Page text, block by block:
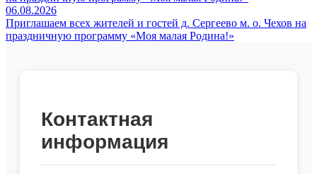
06.08.2026
Приглашаем всех жителей и гостей д. Сергеево м. о. Чехов на
праздничную программу «Моя малая Родина!»
Контактная
информация